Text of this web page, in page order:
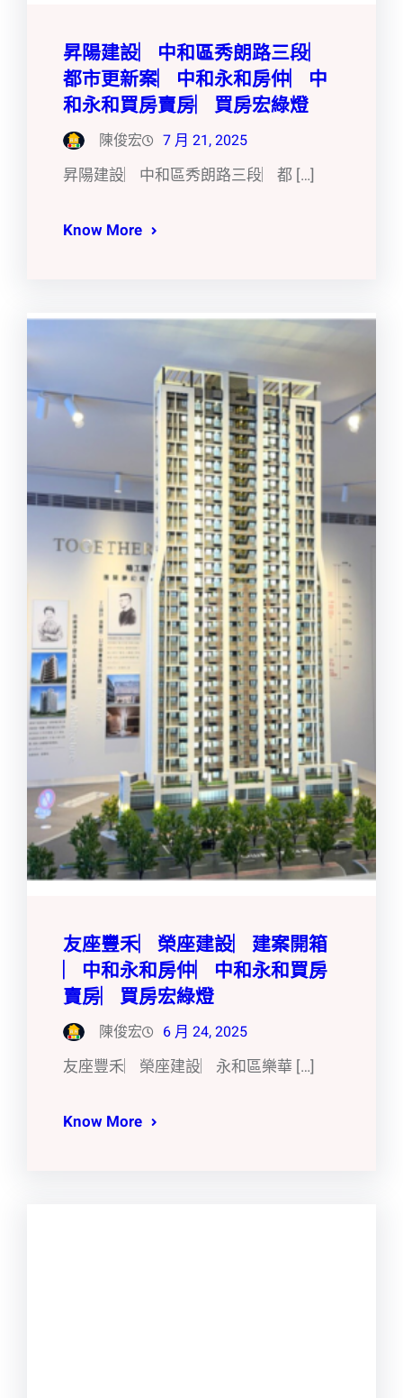
昇陽建設︳中和區秀朗路三段︳
都市更新案︳中和永和房仲︳中
和永和買房賣房︳買房宏綠燈
陳俊宏 7 月 21, 2025
昇陽建設︳中和區秀朗路三段︳都 […]
Know More
友座豐禾︳榮座建設︳建案開箱
︳中和永和房仲︳中和永和買房
賣房︳買房宏綠燈
陳俊宏 6 月 24, 2025
友座豐禾︳榮座建設︳永和區樂華 […]
Know More